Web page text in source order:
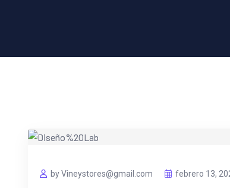
by Vineystores@gmail.com febrero 13,